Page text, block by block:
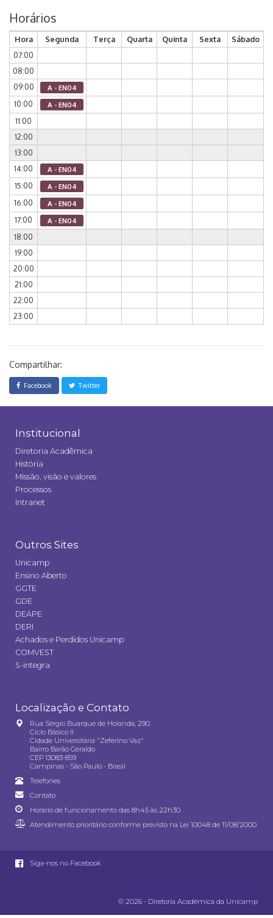
Horários
Hora Segunda Terça Quarta Quinta Sexta
Sábado
07:00
08:00
09:00
A - EN04
10:00 A - EN04
11:00
12:00
13:00
14:00
A - EN04
15:00 A - EN04
16:00 A - EN04
17:00 A - EN04
18:00
19:00
20:00
21:00
22:00
23:00
Compartilhar:
Facebook Twitter
Institucional
Diretoria Acadêmica
História
Missão, visão e valores
Processos
Intranet
Outros Sites
Unicamp
Ensino Aberto
GGTE
GDE
DEAPE
DERI
Achados e Perdidos Unicamp
COMVEST
S-integra
Localização e Contato
Rua Sérgio Buarque de Holanda, 290
Ciclo Básico II
Cidade Universitária "Zeferino Vaz"
Bairro Barão Geraldo
CEP 13083-859
Campinas - São Paulo - Brasil
Telefones
Contato
Horário de funcionamento das 8h45 às 22h30
Atendimento prioritário conforme previsto na Lei 10048 de 11/08/2000
Siga-nos no Facebook
© 2026 - Diretoria Acadêmica da Unicamp